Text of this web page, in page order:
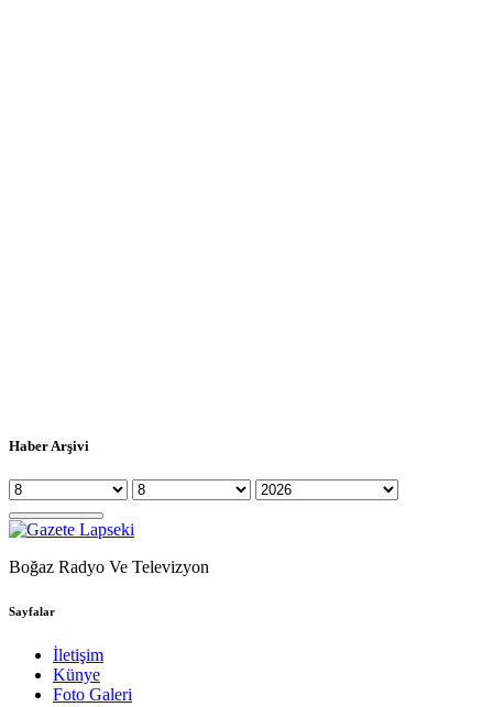
Haber Arşivi
Boğaz Radyo Ve Televizyon
Sayfalar
İletişim
Künye
Foto Galeri